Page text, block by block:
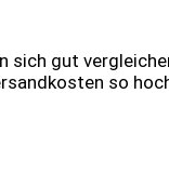
gut
so